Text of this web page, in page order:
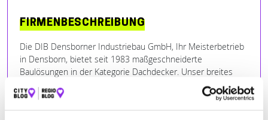
FIRMENBESCHREIBUNG
Die DIB Densborner Industriebau GmbH, Ihr Meisterbetrieb
in Densborn, bietet seit 1983 maßgeschneiderte
Baulösungen in der Kategorie Dachdecker. Unser breites
Leistungsspektrum umfasst die Zimmerei, Dachdeckerei
sowie den Holzrahmenbau und Nagelplattenbinder. Unser
engagiertes Team, bestehend aus erfahrenen Zimmerern